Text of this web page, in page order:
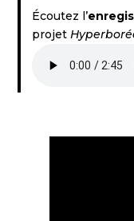
Écoutez l’
projet